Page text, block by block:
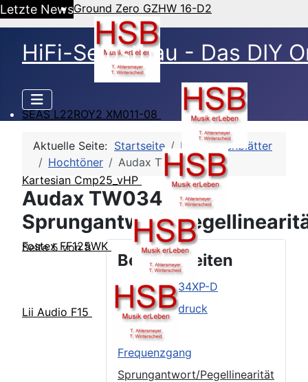
Letzte NewsGround Zero GZHW 16-D2
SEAS L22ROY2 XM011-08
Kartesian Cmp25_vHP
Fostex FF125WK
Lii Audio F15
HiFi-Selbstbau - Das DIY
Aktuelle Seite: Startseite
HSB-Datenblätter
Hochtöner
Audax TW034XP-D
Audax TW034XP-D -
Sprungantwort/
Beitragsseiten
Audax TW034XP-D
Äußerer Eindruck
TSP
Frequenzgang
Sprungantwort/Pegellinearität
Seite 5 von 8